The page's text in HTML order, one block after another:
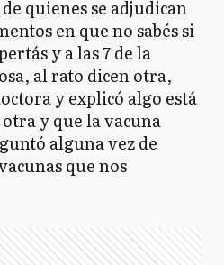
quienes se adjudican
en que no sabés si
y a las 7 de la
al rato dicen otra,
y explicó algo está
y que la vacuna
alguna vez de
que nos